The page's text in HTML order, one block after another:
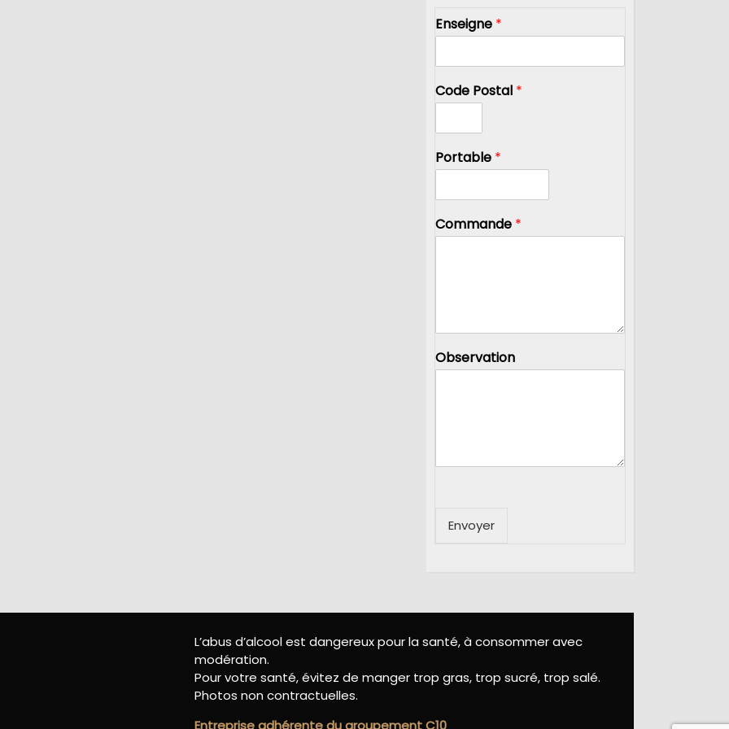
Enseigne *
Code Postal *
Portable *
Commande *
Observation
Envoyer
L’abus d’alcool est dangereux pour la santé, à consommer avec
modération.
Pour votre santé, évitez de manger trop gras, trop sucré, trop salé.
Photos non contractuelles.
Entreprise adhérente du groupement C10